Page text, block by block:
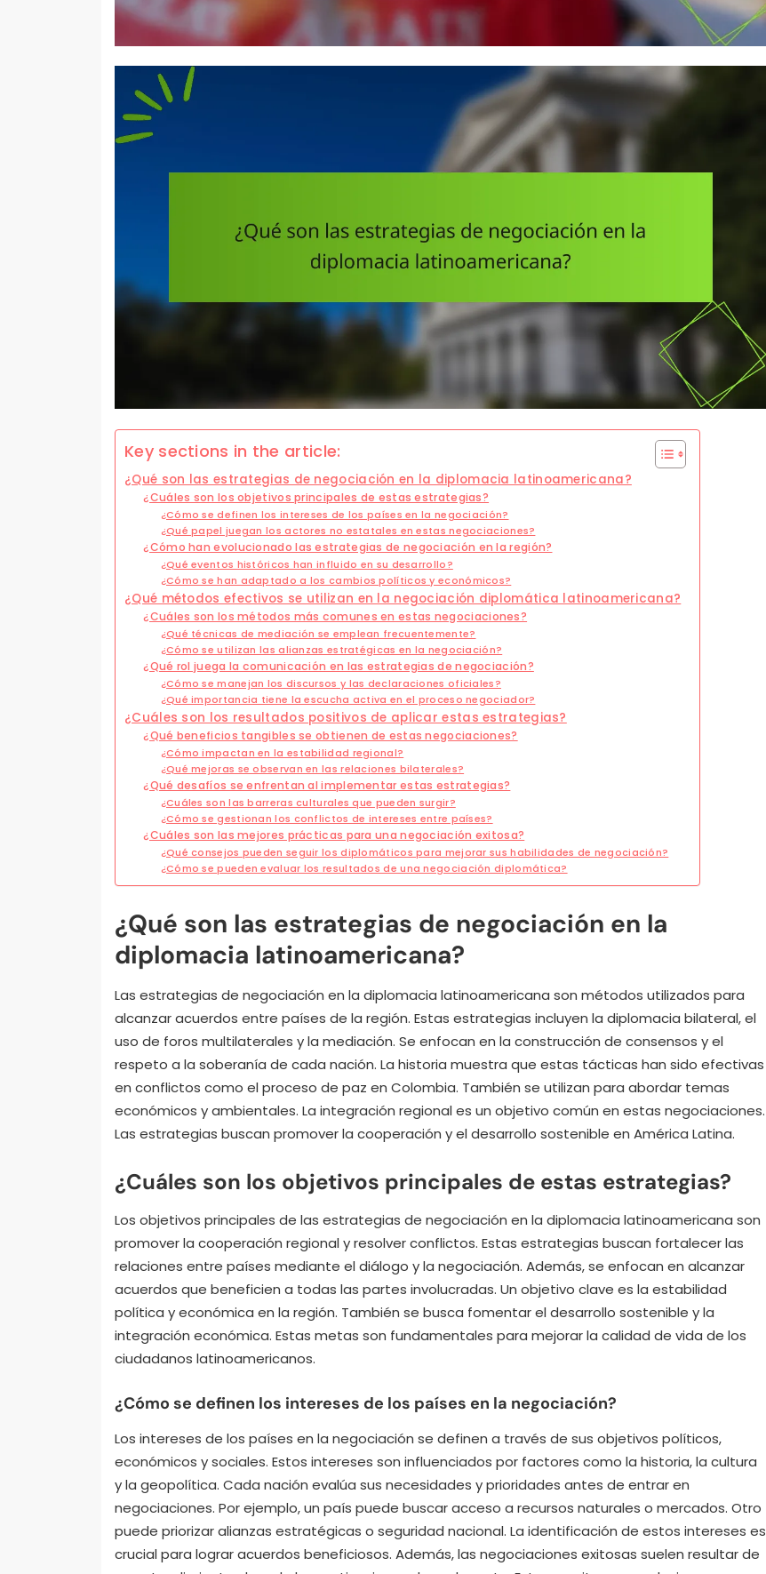
Key sections in the article:
¿Qué son las estrategias de negociación en la diplomacia latinoamericana?
¿Cuáles son los objetivos principales de estas estrategias?
¿Cómo se definen los intereses de los países en la negociación?
¿Qué papel juegan los actores no estatales en estas negociaciones?
¿Cómo han evolucionado las estrategias de negociación en la región?
¿Qué eventos históricos han influido en su desarrollo?
¿Cómo se han adaptado a los cambios políticos y económicos?
¿Qué métodos efectivos se utilizan en la negociación diplomática latinoamericana?
¿Cuáles son los métodos más comunes en estas negociaciones?
¿Qué técnicas de mediación se emplean frecuentemente?
¿Cómo se utilizan las alianzas estratégicas en la negociación?
¿Qué rol juega la comunicación en las estrategias de negociación?
¿Cómo se manejan los discursos y las declaraciones oficiales?
¿Qué importancia tiene la escucha activa en el proceso negociador?
¿Cuáles son los resultados positivos de aplicar estas estrategias?
¿Qué beneficios tangibles se obtienen de estas negociaciones?
¿Cómo impactan en la estabilidad regional?
¿Qué mejoras se observan en las relaciones bilaterales?
¿Qué desafíos se enfrentan al implementar estas estrategias?
¿Cuáles son las barreras culturales que pueden surgir?
¿Cómo se gestionan los conflictos de intereses entre países?
¿Cuáles son las mejores prácticas para una negociación exitosa?
¿Qué consejos pueden seguir los diplomáticos para mejorar sus habilidades de negociación?
¿Cómo se pueden evaluar los resultados de una negociación diplomática?
¿Qué son las estrategias de negociación en la
diplomacia latinoamericana?
Las estrategias de negociación en la diplomacia latinoamericana son métodos utilizados para
alcanzar acuerdos entre países de la región. Estas estrategias incluyen la diplomacia bilateral, el
uso de foros multilaterales y la mediación. Se enfocan en la construcción de consensos y el
respeto a la soberanía de cada nación. La historia muestra que estas tácticas han sido efectivas
en conflictos como el proceso de paz en Colombia. También se utilizan para abordar temas
económicos y ambientales. La integración regional es un objetivo común en estas negociaciones.
Las estrategias buscan promover la cooperación y el desarrollo sostenible en América Latina.
¿Cuáles son los objetivos principales de estas estrategias?
Los objetivos principales de las estrategias de negociación en la diplomacia latinoamericana son
promover la cooperación regional y resolver conflictos. Estas estrategias buscan fortalecer las
relaciones entre países mediante el diálogo y la negociación. Además, se enfocan en alcanzar
acuerdos que beneficien a todas las partes involucradas. Un objetivo clave es la estabilidad
política y económica en la región. También se busca fomentar el desarrollo sostenible y la
integración económica. Estas metas son fundamentales para mejorar la calidad de vida de los
ciudadanos latinoamericanos.
¿Cómo se definen los intereses de los países en la negociación?
Los intereses de los países en la negociación se definen a través de sus objetivos políticos,
económicos y sociales. Estos intereses son influenciados por factores como la historia, la cultura
y la geopolítica. Cada nación evalúa sus necesidades y prioridades antes de entrar en
negociaciones. Por ejemplo, un país puede buscar acceso a recursos naturales o mercados. Otro
puede priorizar alianzas estratégicas o seguridad nacional. La identificación de estos intereses es
crucial para lograr acuerdos beneficiosos. Además, las negociaciones exitosas suelen resultar de